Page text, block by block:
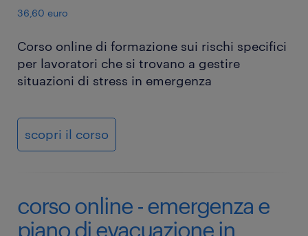
36,60 euro
Corso online di formazione sui rischi specifici
per lavoratori che si trovano a gestire
situazioni di stress in emergenza
scopri il corso
corso online - emergenza e
piano di evacuazione in